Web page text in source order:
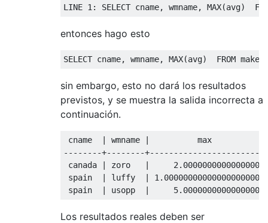
LINE 1 : SELECT cname, wmname, MAX(avg)
entonces hago esto
SELECT cname, wmname, MAX(avg) FROM
sin embargo, esto no dará los resultados
previstos, y se muestra la salida incorrecta a
continuación.
cname | wmname |
--------+--------+------------------------
canada
| zoro |
2.0000000000000000
spain
| luffy |
1.00000000000000000000
spain
| usopp | 5.0000000000000000
Los resultados reales deben ser